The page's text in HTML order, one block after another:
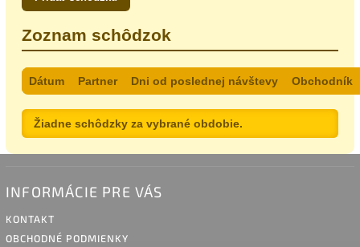
Zoznam schôdzok
Dátum Partner Dni od poslednej návštevy Obchodník
Žiadne schôdzky za vybrané obdobie.
INFORMÁCIE PRE VÁS
KONTAKT
OBCHODNÉ PODMIENKY